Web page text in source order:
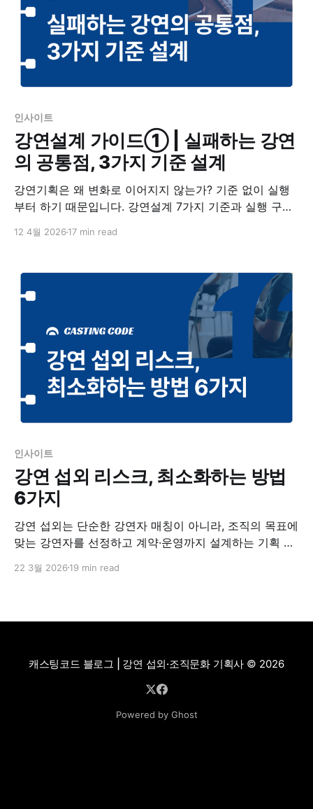
인사이트
강연설계 가이드① | 실패하는 강연
의 공통점, 3가지 기준 설계
강연기획은 왜 변화로 이어지지 않는가? 기준 없이 실행
부터 하기 때문입니다. 강연설계 7가지 기준과 실행 구조,
리했습니다.
12 4월 2026 17 min read
인사이트
강연 섭외 리스크, 최소화하는 방법
6가지
강연 섭외는 단순한 강연자 매칭이 아니라, 조직의 목표에
맞는 강연자를 선정하고 계약·운영까지 설계하는 기획 과
리스크 5가지와 이를 줄이기 위한 체크리스트, 계약 기준,
22 3월 2026 19 min read
캐스팅코드 블로그 | 강연 섭외·조직문화 기획사 © 2026
Powered by Ghost